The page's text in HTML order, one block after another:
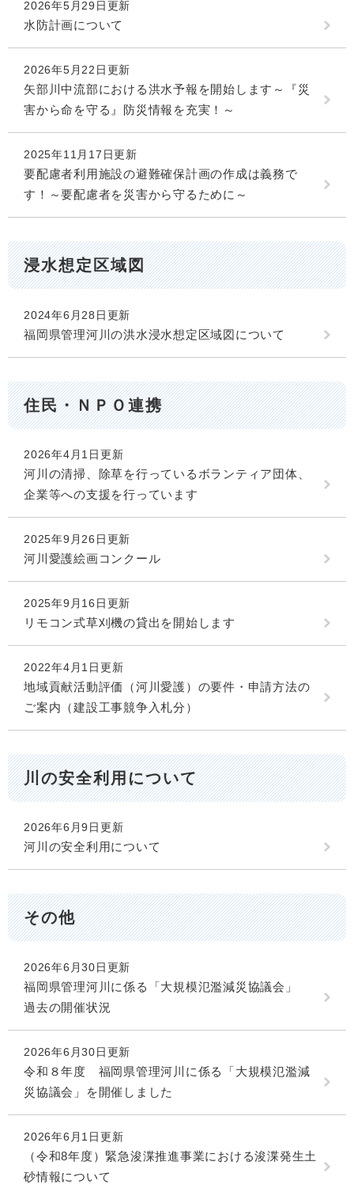
2026年5月29日更新
水防計画について
2026年5月22日更新
矢部川中流部における洪水予報を開始します～『災
害から命を守る』防災情報を充実！～
2025年11月17日更新
要配慮者利用施設の避難確保計画の作成は義務で
す！～要配慮者を災害から守るために～
浸水想定区域図
2024年6月28日更新
福岡県管理河川の洪水浸水想定区域図について
住民・ＮＰＯ連携
2026年4月1日更新
河川の清掃、除草を行っているボランティア団体、
企業等への支援を行っています
2025年9月26日更新
河川愛護絵画コンクール
2025年9月16日更新
リモコン式草刈機の貸出を開始します
2022年4月1日更新
地域貢献活動評価（河川愛護）の要件・申請方法の
ご案内（建設工事競争入札分）
川の安全利用について
2026年6月9日更新
河川の安全利用について
その他
2026年6月30日更新
福岡県管理河川に係る「大規模氾濫減災協議会」
過去の開催状況
2026年6月30日更新
令和８年度 福岡県管理河川に係る「大規模氾濫減
災協議会」を開催しました
2026年6月1日更新
（令和8年度）緊急浚渫推進事業における浚渫発生土
砂情報について